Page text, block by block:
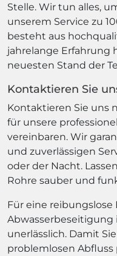
Stelle. Wir tun alles,
unserem Service zu
besteht aus
jahrelange Erfahrung
neuesten Stand der
Kontaktieren Sie
Kontaktieren Sie uns
für unsere
vereinbaren. Wir
und zuverlässigen
oder der Nacht.
Rohre sauber und
Für eine
unerlässlich. Damit
problemlosen